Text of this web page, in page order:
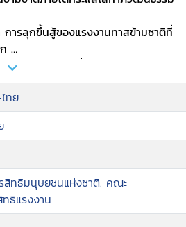
านแรงงานกับการค้าระหว่างประเทศ
ตรฐานแรงงานไทย มรท.8001-2546
ทศไทย
ฉบับที่ประเทศไทยให้สัตยาบัน
บันอนุสัญญาแรงงานหลักของอาเซียน
งานระหว่างประเทศภาคเอกชน และ
8000 กับมาตรฐานกฎหมาย
ประเด็นที่ไม่สอดคล้องกับหลักการ
87 และ 98.
ารลุกขึ้นสู้ของแรงงานทาสข้ามชาติที่
ก
ะกาศจังหวัด เรื่อง การกำหนด
คุมแรงงานต่างด้าว
คณะกรรมการสมานฉันท์แรงงานไทย
คณะกรรมการสิทธิมนุษยชนแห่งชาติ
มั่นคงของมนุษย์ และมนุษย์นิยมคือ
ทย
สิทธิมนุษยชนแห่งชาติ. คณะ
ธิแรงงาน